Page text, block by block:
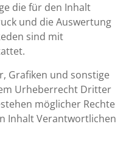
die für den Inhalt
und die Auswertung
sind mit
Grafiken und sonstige
Urheberrecht Dritter
möglicher Rechte
Inhalt Verantwortlichen